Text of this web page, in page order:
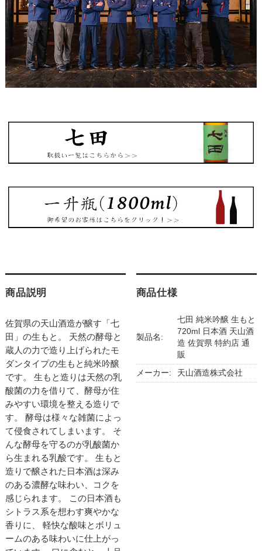
商品説明
佐賀県の天山酒造が醸す「七
田」の生もと。 天然の酵母と
蔵人の力で造り上げられたモ
ダンタイプの生もと純米吟醸
です。 生もと造りは天然の乳
酸菌の力を借りて、酵母が住
みやすい環境を整える造りで
す。 酵母は様々な雑菌によっ
て侵食されてしまいます。 そ
んな酵母を守るのが乳酸菌か
ら生まれる乳酸です。 生もと
造りで醸された日本酒は深み
のある濃酵な味わい、コクを
感じられます。 この日本酒も
シトラス系を想わす爽やかな
香りに、 軽快な酸味とボリュ
ームのある味わいに仕上がっ
商品仕様
製品名:
七田 純米吟醸 生もと
720ml 日本酒 天山酒
造 佐賀県 特約店 通
販
メーカー: 天山酒造株式会社